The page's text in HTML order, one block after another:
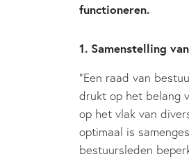
functioneren.
1. Samenstelling
“Een raad van
drukt op het belang
op het vlak van
optimaal is
bestuursleden